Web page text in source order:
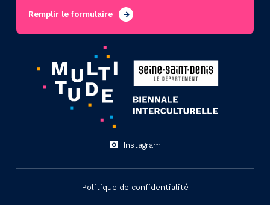
Remplir le formulaire
Instagram
Politique de confidentialité